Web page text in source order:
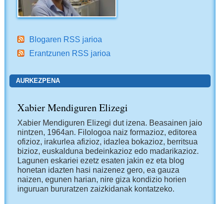
Blogaren RSS jarioa
Erantzunen RSS jarioa
AURKEZPENA
Xabier Mendiguren Elizegi
Xabier Mendiguren Elizegi dut izena. Beasainen jaio
nintzen, 1964an. Filologoa naiz formazioz, editorea
ofizioz, irakurlea afizioz, idazlea bokazioz, berritsua
bizioz, euskalduna bedeinkazioz edo madarikazioz.
Lagunen eskariei ezetz esaten jakin ez eta blog
honetan idazten hasi naizenez gero, ea gauza
naizen, egunen harian, nire giza kondizio horien
inguruan bururatzen zaizkidanak kontatzeko.